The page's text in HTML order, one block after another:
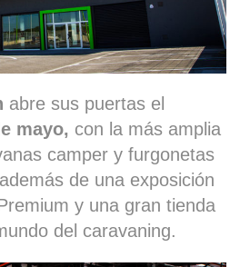
abre sus puertas el
mayo, con la más amplia
camper y furgonetas
de una exposición
y una gran tienda
del caravaning.